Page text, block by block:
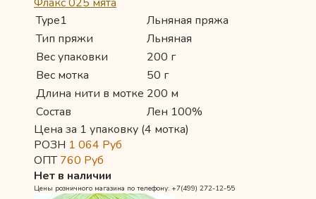
Type1
Льняная пряжа
Тип пряжи
Льняная
Вес упаковки
200 г
Вес мотка
50 г
Длина нити в мотке 200 м
Состав
Лен 100%
Цена за 1 упаковку (4 мотка)
РОЗН 1 064 Руб
ОПТ760 Руб
Нет в наличии
Цены розничного магазина по телефону: +7(499) 272-12-55